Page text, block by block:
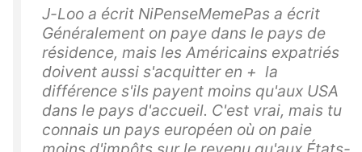
J-Loo a écrit NiPenseMemePas a écrit
Généralement on paye dans le pays de
résidence, mais les Américains expatriés
doivent aussi s'acquitter en + la
différence s'ils payent moins qu'aux USA
dans le pays d'accueil. C'est vrai, mais tu
connais un pays européen où on paie